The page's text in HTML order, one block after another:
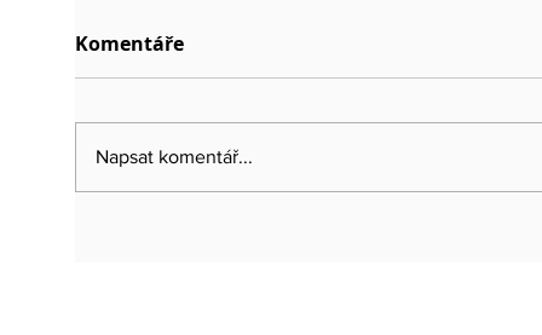
Komentáře
Napsat komentář...